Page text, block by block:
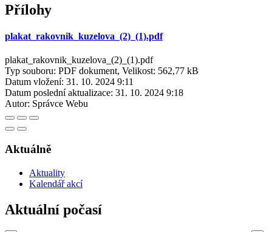
Přílohy
plakat_rakovnik_kuzelova_(2)_(1).pdf
plakat_rakovnik_kuzelova_(2)_(1).pdf
Typ souboru: PDF dokument, Velikost: 562,77 kB
Datum vložení: 31. 10. 2024 9:11
Datum poslední aktualizace: 31. 10. 2024 9:18
Autor: Správce Webu
Aktuálně
Aktuality
Kalendář akcí
Aktuální počasí